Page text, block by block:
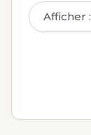
Afficher :